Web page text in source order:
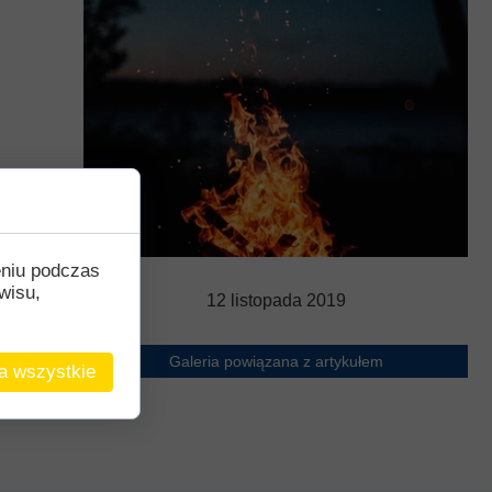
Galeria powiązana z artykułem
12 listopada 2019
Criminal Court
niemiecka
Krwiodawstwo
Młodzi Jałmużnicy
Szlachetna paczka
WOŚP
podczas
wszystkie